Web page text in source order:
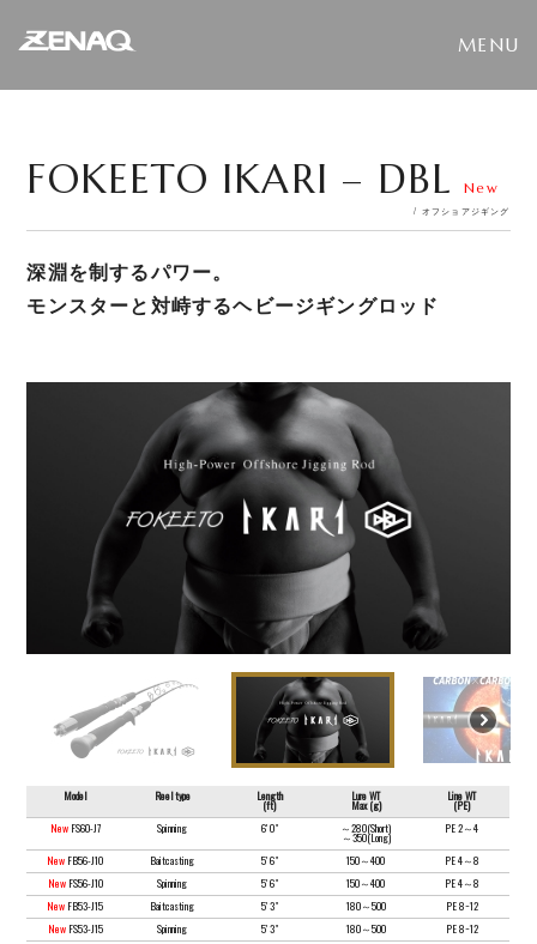
FOKEETO IKARI – DBL New
/ オフショアジギング
深淵を制するパワー。
モンスターと対峙するヘビージギングロッド
Model Reel type Length
(ft)
Lure WT
Max (g)
Line WT
(PE)
NewFS60-J7 Spinning 6' 0" ～280(Short)
～350(Long)
PE 2～4
New FB56-J10 Baitcasting 5' 6" 150～400
PE 4～8
NewFS56-J10 Spinning 5' 6" 150～400
PE 4～8
New FB53-J15 Baitcasting 5' 3" 180～500
PE 8~12
NewFS53-J15 Spinning 5' 3" 180～500 PE 8~12